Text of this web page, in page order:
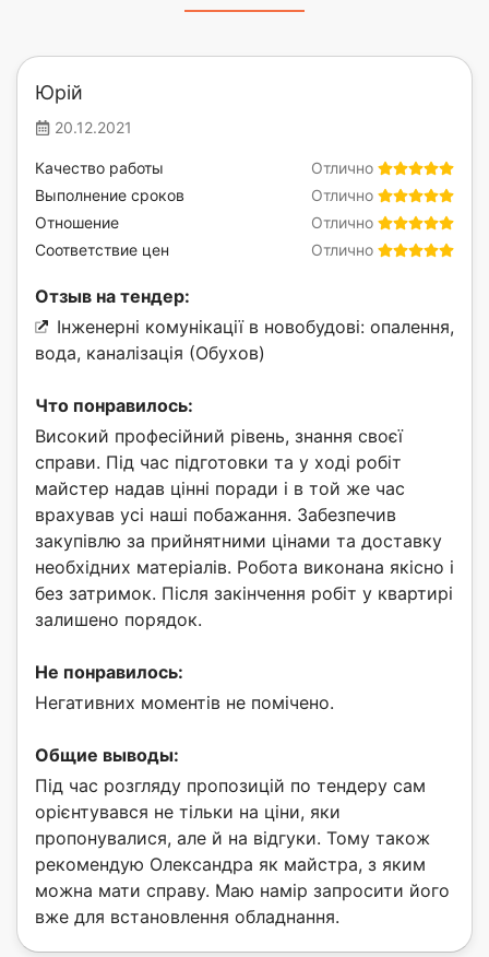
Юрій
20.12.2021
Отлично
Качество работы
Отлично
Выполнение сроков
Отлично
Отношение
Отлично
Соответствие цен
Отзыв на тендер:
Інженерні комунікації в новобудові: опалення,
вода, каналізація (Обухов)
Что понравилось:
Високий професійний рівень, знання своєї
справи. Під час підготовки та у ході робіт
майстер надав цінні поради і в той же час
врахував усі наші побажання. Забезпечив
закупівлю за прийнятними цінами та доставку
необхідних матеріалів. Робота виконана якісно і
без затримок. Після закінчення робіт у квартирі
залишено порядок.
Не понравилось:
Негативних моментів не помічено.
Общие выводы:
Під час розгляду пропозицій по тендеру сам
орієнтувався не тільки на ціни, яки
пропонувалися, але й на відгуки. Тому також
рекомендую Олександра як майстра, з яким
можна мати справу. Маю намір запросити його
вже для встановлення обладнання.